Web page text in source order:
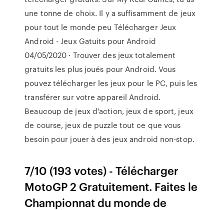
une tonne de choix. Il y a suffisamment de jeux
pour tout le monde peu Télécharger Jeux
Android - Jeux Gatuits pour Android
04/05/2020 · Trouver des jeux totalement
gratuits les plus joués pour Android. Vous
pouvez télécharger les jeux pour le PC, puis les
transférer sur votre appareil Android.
Beaucoup de jeux d'action, jeux de sport, jeux
de course, jeux de puzzle tout ce que vous
besoin pour jouer à des jeux android non-stop.
7/10 (193 votes) - Télécharger
MotoGP 2 Gratuitement. Faites le
Championnat du monde de